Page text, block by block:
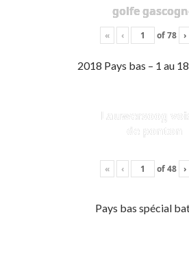
golfe
« ‹ of78 ›
2018 Pays bas – 1 au
Lauwersoog
de ponton
« ‹ of48 ›
Pays bas spécial